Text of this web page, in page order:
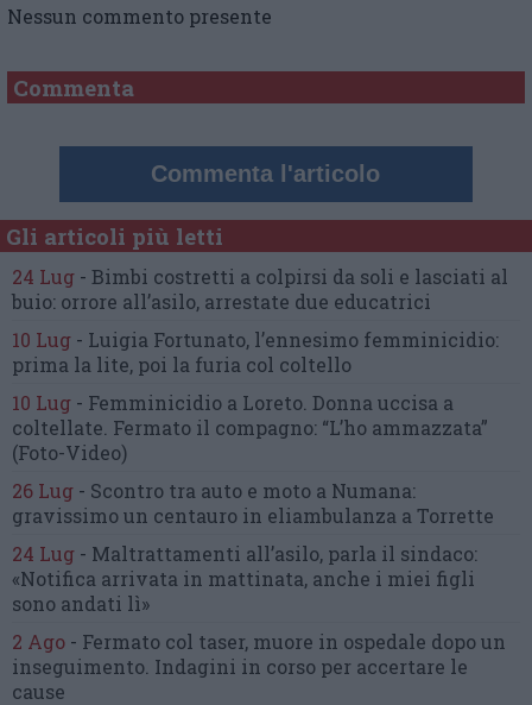
Nessun commento presente
Commenta
Commenta l'articolo
Gli articoli più letti
24 Lug - Bimbi costretti a colpirsi da soli e lasciati al
buio: orrore all’asilo, arrestate due educatrici
10 Lug - Luigia Fortunato, l’ennesimo femminicidio:
prima la lite, poi la furia col coltello
10 Lug - Femminicidio a Loreto. Donna uccisa a
coltellate. Fermato il compagno: “L’ho ammazzata”
(Foto-Video)
26 Lug - Scontro tra auto e moto a Numana:
gravissimo un centauro in eliambulanza a Torrette
24 Lug - Maltrattamenti all’asilo, parla il sindaco:
«Notifica arrivata in mattinata, anche i miei figli
sono andati lì»
2 Ago - Fermato col taser, muore in ospedale dopo un
inseguimento. Indagini in corso per accertare le
cause